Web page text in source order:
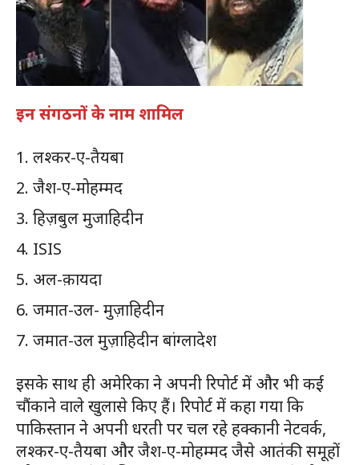
इन संगठनों के नाम शामिल
लश्कर-ए-तैयबा
जैश-ए-मोहम्मद
हिज़बुल मुजाहिदीन
ISIS
अल-क़ायदा
जमात-उल- मुज़ाहिदीन
जमात-उल मुज़ाहिदीन बांग्लादेश
इसके साथ ही अमेरिका ने अपनी रिपोर्ट में और भी कई
चौंकाने वाले खुलासे किए हैं। रिपोर्ट में कहा गया कि
पाकिस्तान ने अपनी धरती पर चल रहे हक्कानी नेटवर्क,
लश्कर-ए-तैयबा और जैश-ए-मोहम्मद जैसे आतंकी समूहों